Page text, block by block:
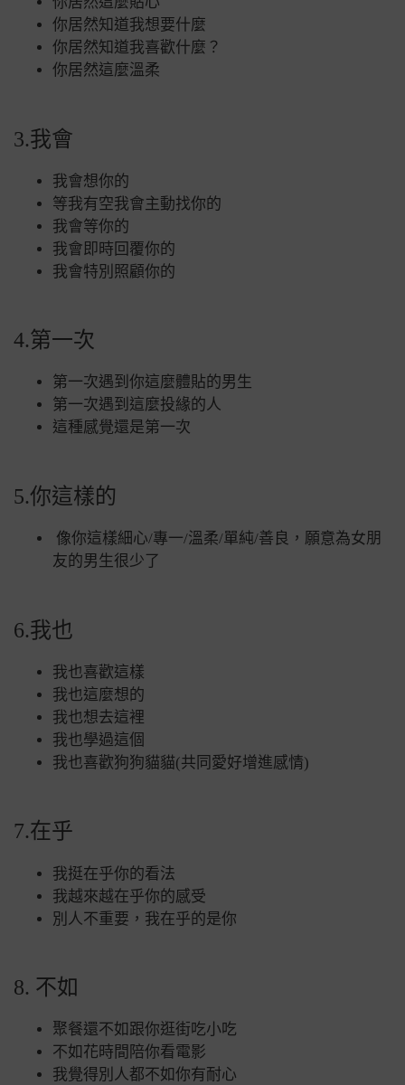
你居然知道我想要什麼
你居然知道我喜歡什麼？
你居然這麼溫柔
3.我會
我會想你的
等我有空我會主動找你的
我會等你的
我會即時回覆你的
我會特別照顧你的
4.第一次
第一次遇到你這麼體貼的男生
第一次遇到這麼投緣的人
這種感覺還是第一次
5.你這樣的
像你這樣細心/專一/溫柔/單純/善良，願意為女朋
友的男生很少了
6.我也
我也喜歡這樣
我也這麼想的
我也想去這裡
我也學過這個
我也喜​​歡狗狗貓貓(共同愛好增進感情)
7.在乎
我挺在乎你的看法
我越來越在乎你的感受
別 人不重要，我在乎的是你
8. 不如
聚餐還不如跟你逛街吃小吃
不如花時間陪你看電影
我覺得別人都不如你有耐心